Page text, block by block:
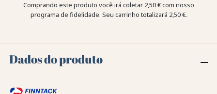
Comprando este produto você irá coletar 2,50 €com nosso
programa de fidelidade. Seu carrinho totalizará 2,50 €.
Dados do produto